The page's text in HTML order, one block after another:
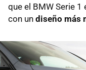
que el BMW Serie
con un diseño más